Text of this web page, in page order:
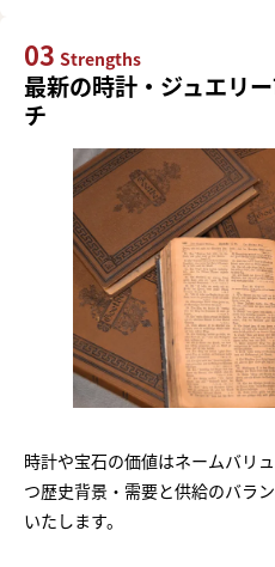
03 Strengths
最新の時計・ジュエリ
チ
時計や宝石の価値はネームバリ
つ歴史背景・需要と供給のバラ
いたします。